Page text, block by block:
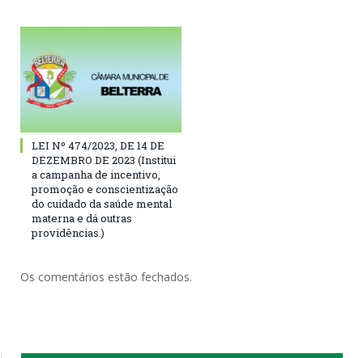
LEI Nº 474/2023, DE 14 DE
DEZEMBRO DE 2023 (Institui
a campanha de incentivo,
promoção e conscientização
do cuidado da saúde mental
materna e dá outras
providências.)
Os comentários estão fechados.